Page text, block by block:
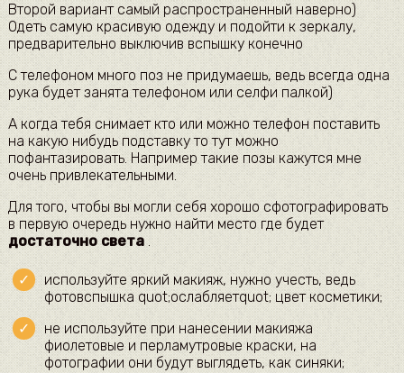
Второй вариант самый распространенный наверно)
Одеть самую красивую одежду и подойти к зеркалу,
предварительно выключив вспышку конечно
С телефоном много поз не придумаешь, ведь всегда одна
рука будет занята телефоном или селфи палкой)
А когда тебя снимает кто или можно телефон поставить
на какую нибудь подставку то тут можно
пофантазировать. Например такие позы кажутся мне
очень привлекательными.
Для того, чтобы вы могли себя хорошо сфотографировать
в первую очередь нужно найти место где будет
достаточно света.
используйте яркий макияж, нужно учесть, ведь
фотовспышка quot;ослабляетquot; цвет косметики;
не используйте при нанесении макияжа
фиолетовые и перламутровые краски, на
фотографии они будут выглядеть, как синяки;